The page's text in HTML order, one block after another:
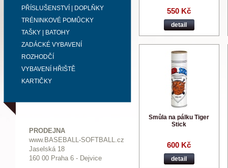
PŘÍSLUŠENSTVÍ | DOPLŇKY
TRÉNINKOVÉ POMŮCKY
TAŠKY | BATOHY
ZADÁCKÉ VYBAVENÍ
ROZHODČÍ
VYBAVENÍ HŘIŠTĚ
KARTIČKY
PRODEJNA
www.BASEBALL-SOFTBALL.cz
Jaselská 18
160 00 Praha 6 - Dejvice
550 Kč
detail
Smůla na pálku Tiger
Stick
600 Kč
detail